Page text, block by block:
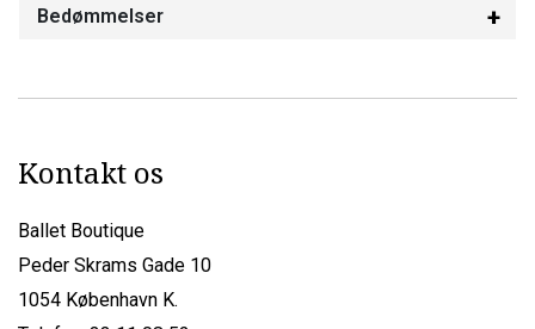
Bedømmelser
Kontakt os
Ballet Boutique
Peder Skrams Gade 10
1054 København K.